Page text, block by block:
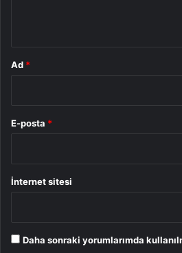
Ad *
E-posta *
İnternet sitesi
Daha sonraki yorumlarımda